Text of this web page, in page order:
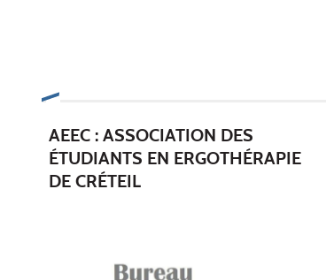
AEEC : ASSOCIATION DES
ÉTUDIANTS EN ERGOTHÉRAPIE
DE CRÉTEIL